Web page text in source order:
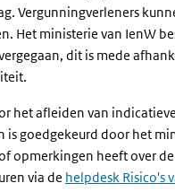
Vergunningverleners
Het ministerie van IenW
dit is mede
het afleiden van indicatieve
is goedgekeurd door het
of opmerkingen heeft over
via de helpdesk Risico's